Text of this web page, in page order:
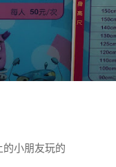
小朋友玩的